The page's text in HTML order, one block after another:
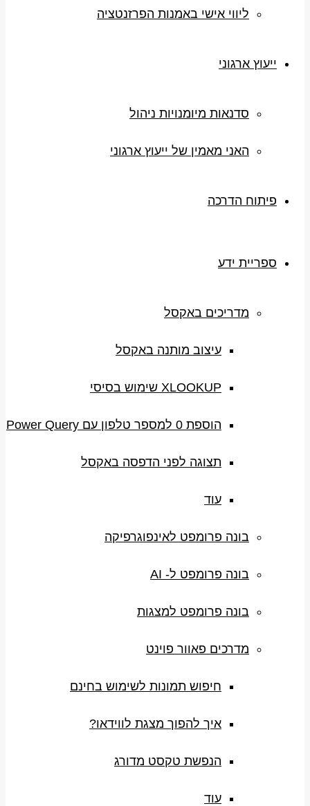
ליווי אישי באמנות הפרזנטציה
ייעוץ ארגוני
סדנאות מיומנויות ניהול
האני מאמין של ייעוץ ארגוני
פיתוח הדרכה
ספריית ידע
מדריכים באקסל
עיצוב מותנה באקסל
XLOOKUP שימוש בסיסי
הוספת 0 למספר טלפון עם Power Query
תצוגה לפני הדפסה באקסל
עוד
בונה פרומפט לאינפוגרפיקה
בונה פרומפט ל- AI
בונה פרומפט למצגות
מדרכים פאוור פוינט
חיפוש תמונות לשימוש בחינם
איך להפוך מצגת לווידאו?
הנפשת טקסט מדורג
עוד